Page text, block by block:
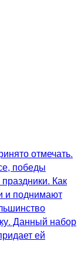
отмечать.
победы
Как
и поднимают
Данный набор
ей